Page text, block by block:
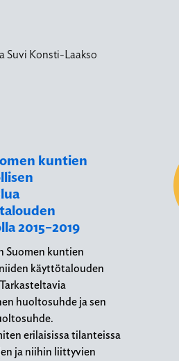
Suvi Konsti-Laakso
kuntien
2015–2019
Suomen kuntien
käyttötalouden
huoltosuhde ja sen
erilaisissa tilanteissa
ja niihin liittyvien